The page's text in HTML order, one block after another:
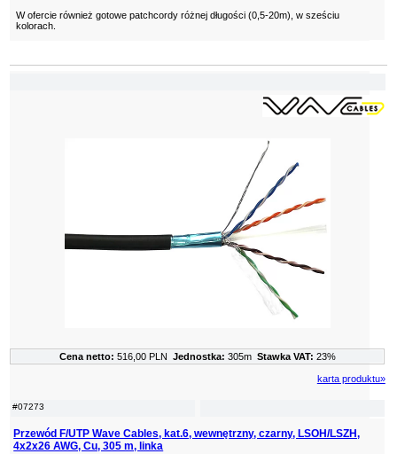
W ofercie również gotowe patchcordy różnej długości (0,5-20m), w sześciu
kolorach.
#07273
Przewód F/UTP Wave Cables, kat.6, wewnętrzny, czarny, LSOH/LSZH,
4x2x26 AWG, Cu, 305 m, linka
Cena netto: 516,00 PLN Jednostka: 305m Stawka VAT: 23%
karta produktu»